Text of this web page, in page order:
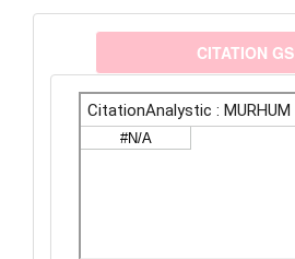
citationanalystic
CITATION GS